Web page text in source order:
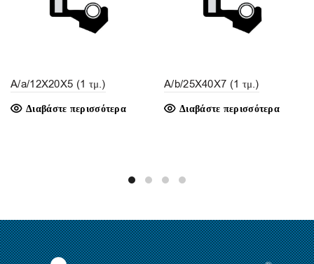
A/a/12X20X5 (1 τμ.)
Διαβάστε περισσότερα
A/b/25X40X7 (1 τμ.)
Διαβάστε περισσότερα